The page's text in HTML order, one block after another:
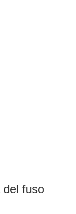
del fuso